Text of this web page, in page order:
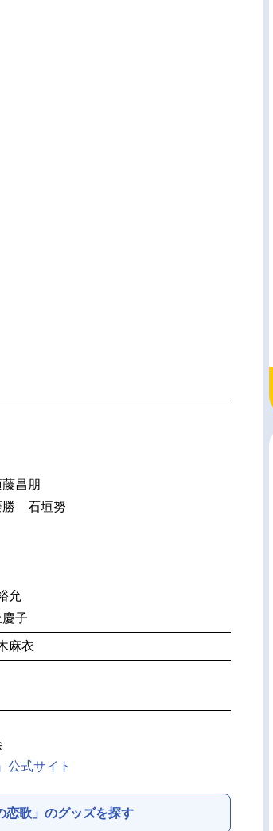
昌朋
勝 石垣努
允
子
麻衣
公式サイト
恋歌」のグッズを探す